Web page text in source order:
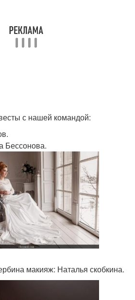
с нашей командой:
Бессонова.
макияж: Наталья скобкина.